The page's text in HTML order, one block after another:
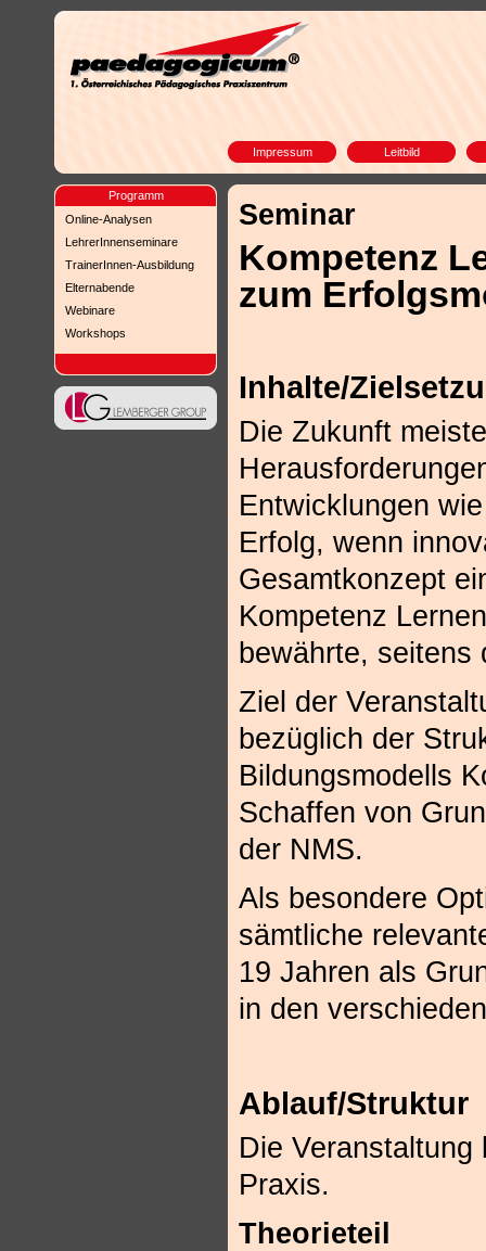
Impressum Leitbild
Programm
Online-Analysen
LehrerInnenseminare
TrainerInnen-Ausbildung
Elternabende
Webinare
Workshops
Seminar
Kompetenz
zum
Inhalte/
Die Zukunft
Entwicklungen
Erfolg, wenn
Gesamtkonzept
Kompetenz
bewährte, seitens
Ziel der
bezüglich der
Bildungsmodells
Schaffen von
der NMS.
Als besondere
sämtliche
19 Jahren als
in den
Ablauf/Struktur
Die
Praxis.
Theorieteil